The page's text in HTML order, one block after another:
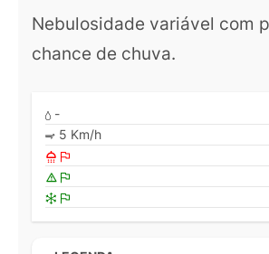
Nebulosidade variável com
chance de chuva.
-
5 Km/h